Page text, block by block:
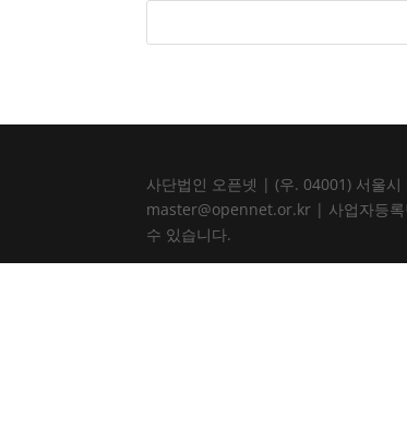
사단법인 오픈넷 | (우. 04001) 서울
master@opennet.or.kr | 사업자등록
수 있습니다.